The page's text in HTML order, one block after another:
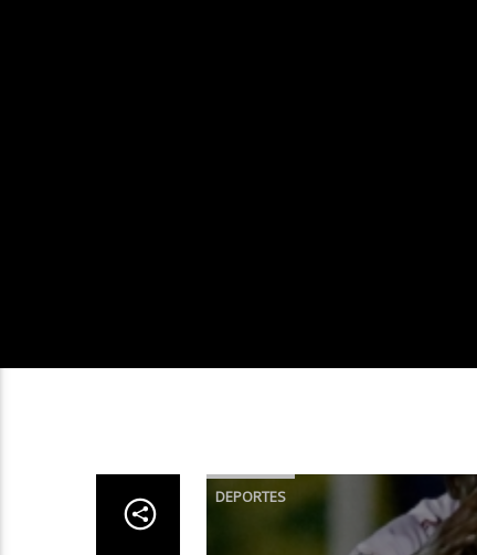
DEPORTES